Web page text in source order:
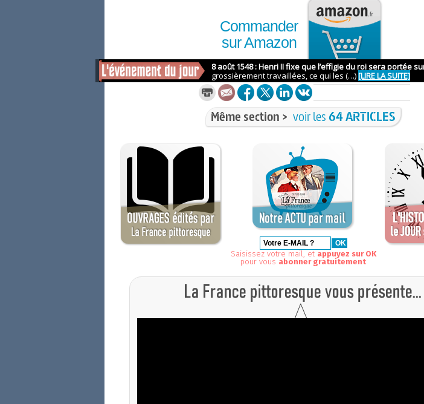
Commander
sur Amazon
Même section > voir les64 ARTICLES
Saisissez votre mail, et appuyez sur OK
pour vous abonner gratuitement